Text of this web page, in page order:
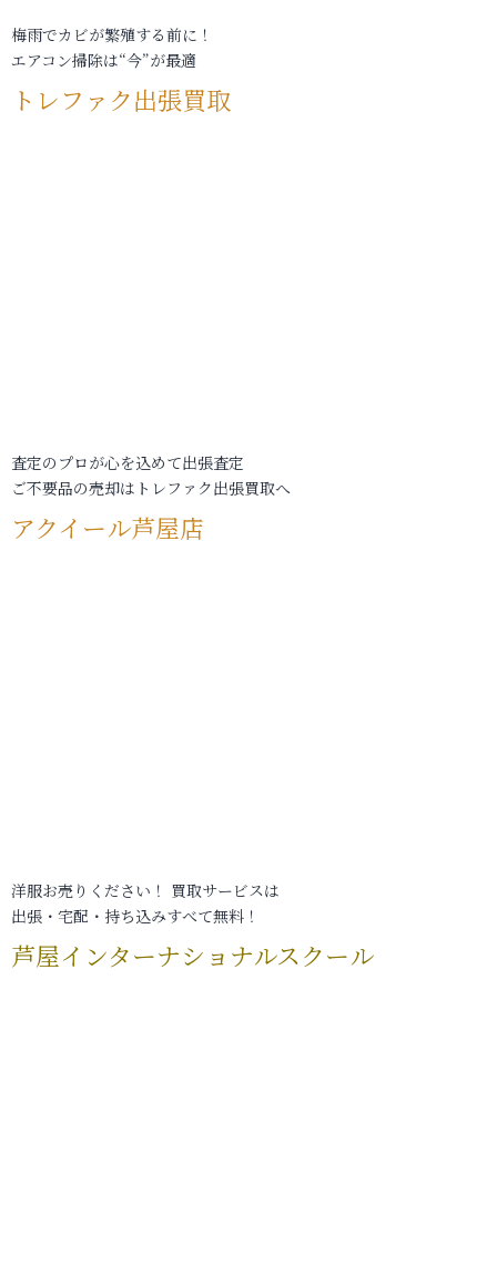
梅雨でカビが繁殖する前に！
エアコン掃除は“今”が最適
トレファク出張買取
査定のプロが心を込めて出張査定
ご不要品の売却はトレファク出張買取へ
アクイール芦屋店
洋服お売りください！ 買取サービスは
出張・宅配・持ち込みすべて無料！
芦屋インターナショナルスクール